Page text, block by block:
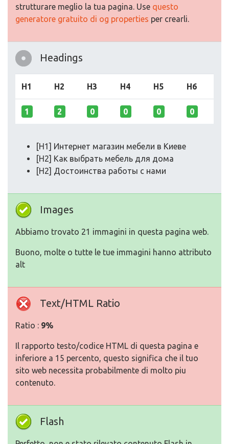
strutturare meglio la tua pagina. Use questo
generatore gratuito di og properties per crearli.
Headings
H1 H2 H3 H4 H5 H6
1 2 0 0 0 0
[H1] Интернет магазин мебели в Киеве
[H2] Как выбрать мебель для дома
[H2] Достоинства работы с нами
Images
Abbiamo trovato 21 immagini in questa pagina web.
Buono, molte o tutte le tue immagini hanno attributo
alt
Text/HTML Ratio
Ratio : 9%
Il rapporto testo/codice HTML di questa pagina e
inferiore a 15 percento, questo significa che il tuo
sito web necessita probabilmente di molto piu
contenuto.
Flash